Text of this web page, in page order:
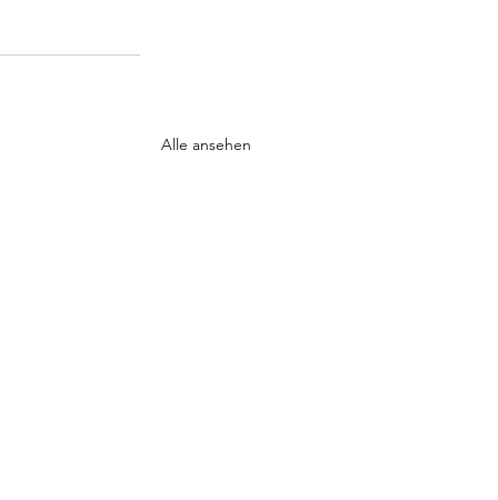
Alle ansehen